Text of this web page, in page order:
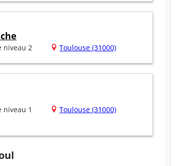
2 Toulouse (31000)
1 Toulouse (31000)